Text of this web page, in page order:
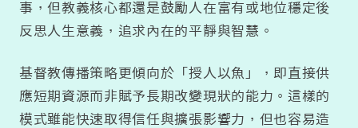
事，但教義核心都還是鼓勵人在富有或地位穩定後
反思人生意義，追求內在的平靜與智慧。
基督教傳播策略更傾向於「授人以魚」，即直接供
應短期資源而非賦予長期改變現狀的能力。這樣的
模式雖能快速取得信任與擴張影響力，但也容易造